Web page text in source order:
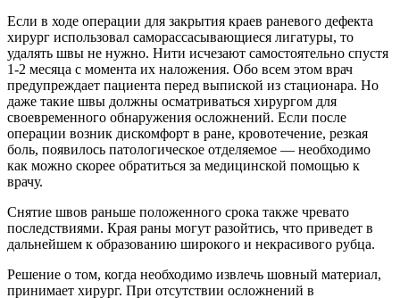
Если в ходе операции для закрытия краев раневого дефекта
хирург использовал саморассасывающиеся лигатуры, то
удалять швы не нужно. Нити исчезают самостоятельно спустя
1-2 месяца с момента их наложения. Обо всем этом врач
предупреждает пациента перед выпиской из стационара. Но
даже такие швы должны осматриваться хирургом для
своевременного обнаружения осложнений. Если после
операции возник дискомфорт в ране, кровотечение, резкая
боль, появилось патологическое отделяемое — необходимо
как можно скорее обратиться за медицинской помощью к
врачу.
Снятие швов раньше положенного срока также чревато
последствиями. Края раны могут разойтись, что приведет в
дальнейшем к образованию широкого и некрасивого рубца.
Решение о том, когда необходимо извлечь шовный материал,
принимает хирург. При отсутствии осложнений в